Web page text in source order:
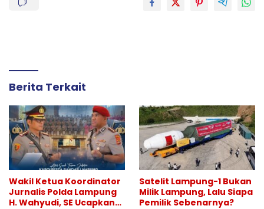
Berita Terkait
Wakil Ketua Koordinator
Jurnalis Polda Lampung
H. Wahyudi, SE Ucapkan
Satelit Lampung-1 Bukan
Milik Lampung, Lalu Siapa
Pemilik Sebenarnya?